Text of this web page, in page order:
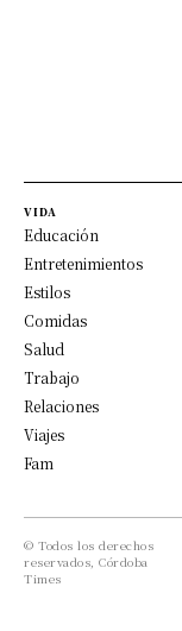
VIDA
Educación
Entretenimientos
Estilos
Comidas
Salud
Trabajo
Relaciones
Viajes
Fam
© Todos los derechos
reservados, Córdoba
Times